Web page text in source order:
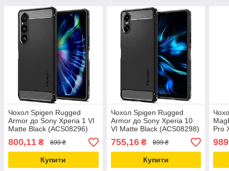
Чохол Spigen Rugged
Armor до Sony Xperia 1 VI
Matte Black (ACS08296)
800,11 ₴ 899 ₴
Купити
Чохол Spigen Rugged
Armor до Sony Xperia 10
VI Matte Black (ACS08298)
755,16₴ 899 ₴
Купити
Pro